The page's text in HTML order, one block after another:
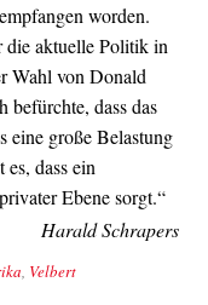
worden.
die aktuelle Politik in
Wahl von Donald
befürchte, dass das
eine große Belastung
dass ein
Ebene sorgt.“
Harald Schrapers
, Velbert